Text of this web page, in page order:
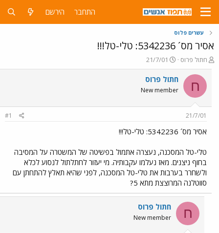
התחבר הירשם
עשרים פלוס
אסיר מס´ 5342236: טלי-טל!!!
פ
ו
ת
ח
ה
ש
א
חתול פרוס
פ
ו
ר
ם
ר
21/7/01
ח חתול פרוס
New member
21/7/01
#1
אסיר מס´ 5342236: טלי-טל!!!
טלי-טל המסכנה, נעצרה אתמול בפשיטה של המשטרה על המסיבה
בחוף ניצנים. מאז נעלמו עקבותיה. מי יעזור לחתלתול לנסוע לכלא
ולשחרר בערבות את טלי-טל המסכנה, לפני שהיא תאלץ להתחתן עם
סווטלנה המרוצצת מתא 5?
ח חתול פרוס
New member